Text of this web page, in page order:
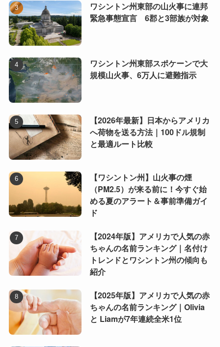
ワシントン州東部の山火事に連邦
緊急事態宣言 6郡と3部族が対象
ワシントン州東部スポケーンで大
規模山火事、6万人に避難指示
【2026年最新】日本からアメリカ
へ荷物を送る方法｜100ドル規制
と最適ルート比較
【ワシントン州】山火事の煙
（PM2.5）が来る前に！今すぐ始
める夏のアラート＆事前準備ガイ
ド
【2024年版】アメリカで人気の赤
ちゃんの名前ランキング｜名付け
トレンドとワシントン州の傾向も
紹介
【2025年版】アメリカで人気の赤
ちゃんの名前ランキング｜Olivia
と Liamが7年連続全米1位